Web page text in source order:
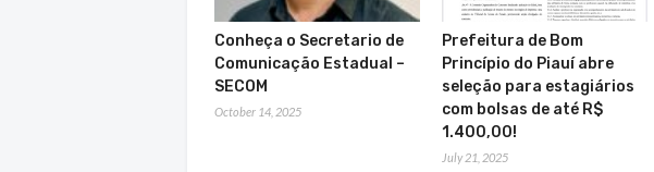
Conheça o Secretario de
Comunicação Estadual –
SECOM
October 14, 2025
Prefeitura de Bom
Princípio do Piauí abre
seleção para estagiários
com bolsas de até R$
1.400,00!
July 21, 2025